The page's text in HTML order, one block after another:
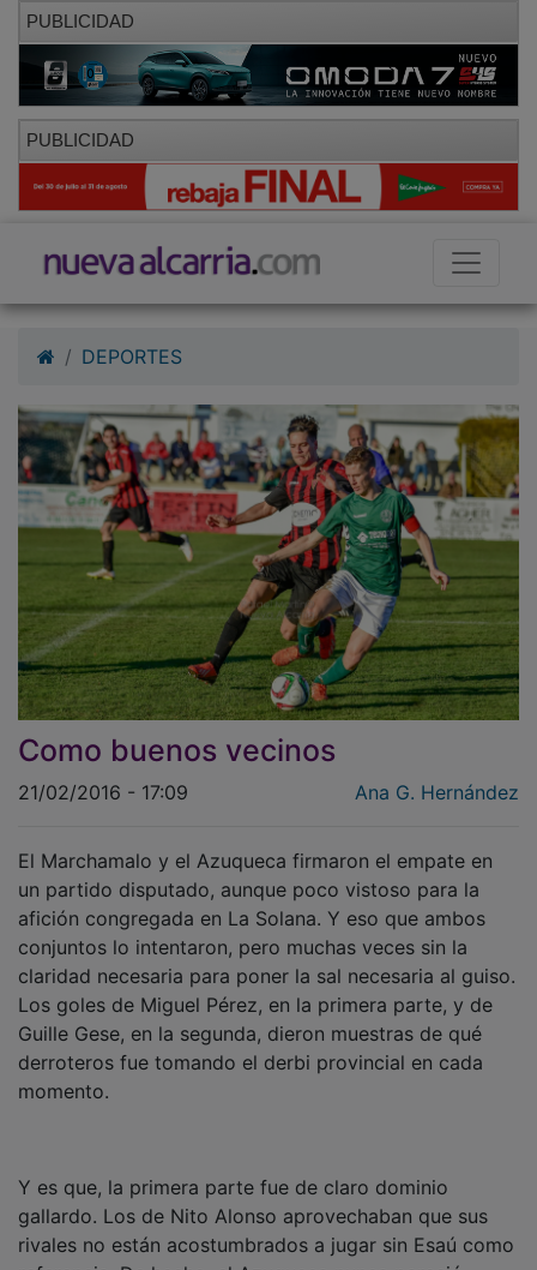
PUBLICIDAD
PUBLICIDAD
Como buenos vecinos
un partido disputado, aunque poco vistoso para la
afición congregada en La Solana. Y eso que ambos
conjuntos lo intentaron, pero muchas veces sin la
claridad necesaria para poner la sal necesaria al guiso.
Los goles de Miguel Pérez, en la primera parte, y de
Guille Gese, en la segunda, dieron muestras de qué
derroteros fue tomando el derbi provincial en cada
momento.
gallardo. Los de Nito Alonso aprovechaban que sus
rivales no están acostumbrados a jugar sin Esaú como
referencia. De hecho, el Azuqueca nunca pareció